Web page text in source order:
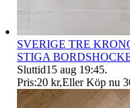
SVERIGE TRE
STIGA
Sluttid15 aug 19:45.
Pris:20 kr,Eller Köp nu